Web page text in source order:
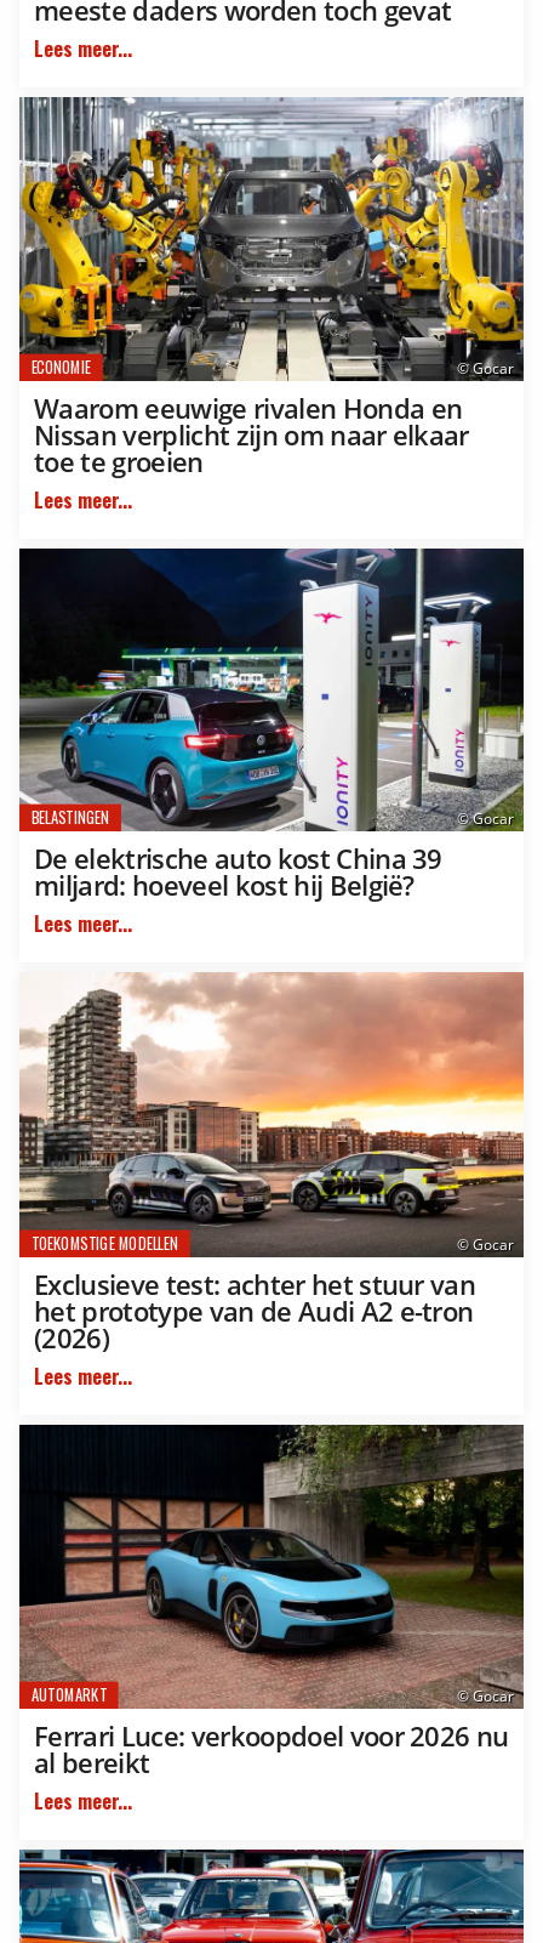
meeste daders worden toch gevat
Lees meer...
© Gocar
ECONOMIE
Waarom eeuwige rivalen Honda en
Nissan verplicht zijn om naar elkaar
toe te groeien
Lees meer...
© Gocar
BELASTINGEN
De elektrische auto kost China 39
miljard: hoeveel kost hij België?
Lees meer...
© Gocar
TOEKOMSTIGE MODELLEN
Exclusieve test: achter het stuur van
het prototype van de Audi A2 e-tron
(2026)
Lees meer...
© Gocar
AUTOMARKT
Ferrari Luce: verkoopdoel voor 2026 nu
al bereikt
Lees meer...